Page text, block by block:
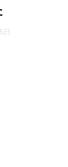
日